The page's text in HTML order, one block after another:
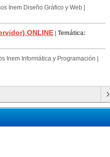
Inem Diseño Gráfico y Web
ONLINE
Temática:
Inem Informática y Programación
›